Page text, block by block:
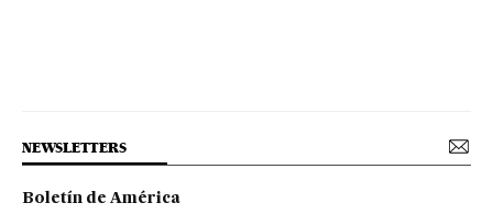
NEWSLETTERS
Boletín de América